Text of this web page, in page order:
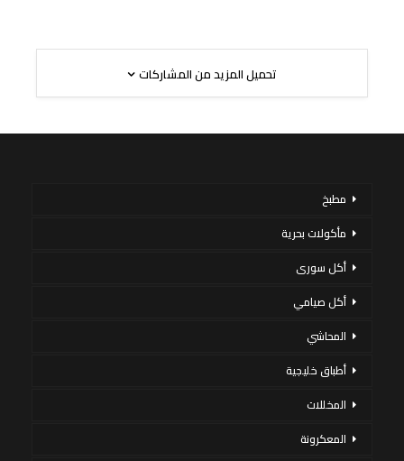
تحميل المزيد من المشاركات
مطبخ
مأكولات بحرية
أكل سورى
أكل صيامي
المحاشي
أطباق خليجية
المخللات
المعكرونة